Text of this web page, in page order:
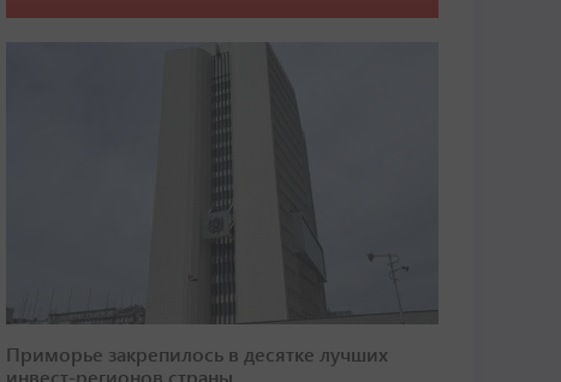
Приморье закрепилось в десятке лучших
инвест-регионов страны